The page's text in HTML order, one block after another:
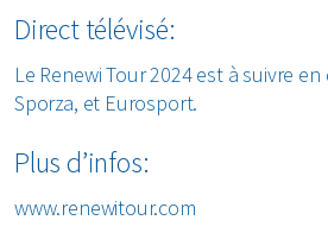
Direct télévisé:
Le Renewi Tour 2024 est à suivre
Sporza, et Eurosport.
Plus d’infos:
www.renewitour.com